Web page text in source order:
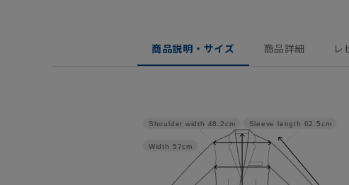
商品説明・サイズ 商品詳細 レ
Sleeve length 62.5cm
Width 57cm
Shoulder width 48.2cm